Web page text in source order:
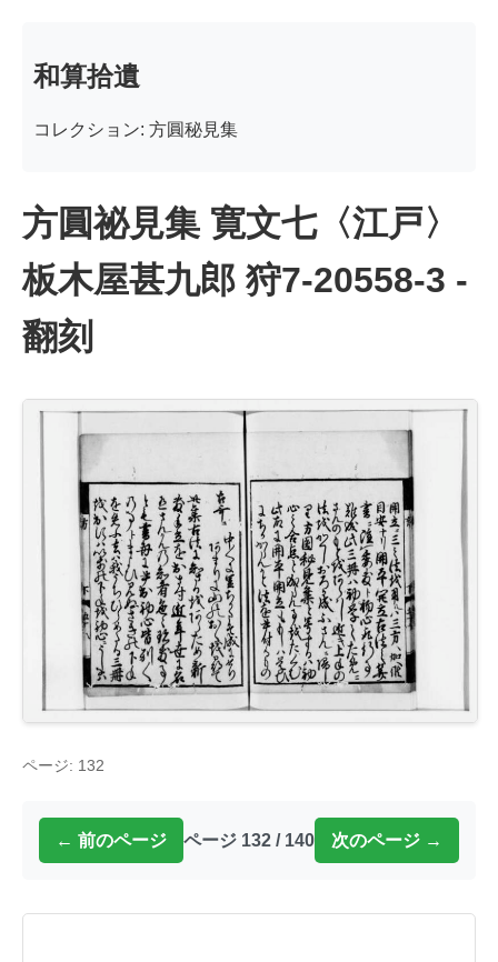
和算拾遺
コレクション: 方圓秘見集
方圓祕見集 寛文七〈江戸〉
板木屋甚九郎 狩7-20558-3 -
翻刻
ページ: 132
← 前のページ ページ 132 / 140 次のページ →